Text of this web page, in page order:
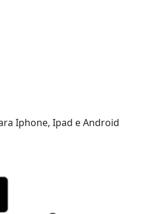
Iphone, Ipad e Android